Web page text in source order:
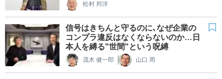
松村 邦洋
信号はきちんと守るのに､なぜ企業の
コンプラ違反はなくならないのか…日
本人を縛る"世間"という呪縛
茂木 健一郎 山口 周